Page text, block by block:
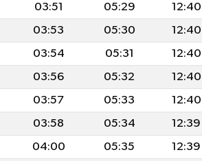
03:51 05:29 12:40
03:53 05:30 12:40
03:54 05:31 12:40
03:56 05:32 12:40
03:57 05:33 12:40
03:58 05:34 12:39
04:00 05:35 12:39